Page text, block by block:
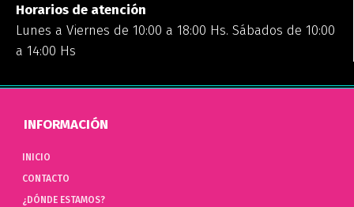
Horarios de atención
Lunes a Viernes de 10:00 a 18:00 Hs. Sábados de 10:00
a 14:00 Hs
INFORMACIÓN
INICIO
CONTACTO
¿DÓNDE ESTAMOS?